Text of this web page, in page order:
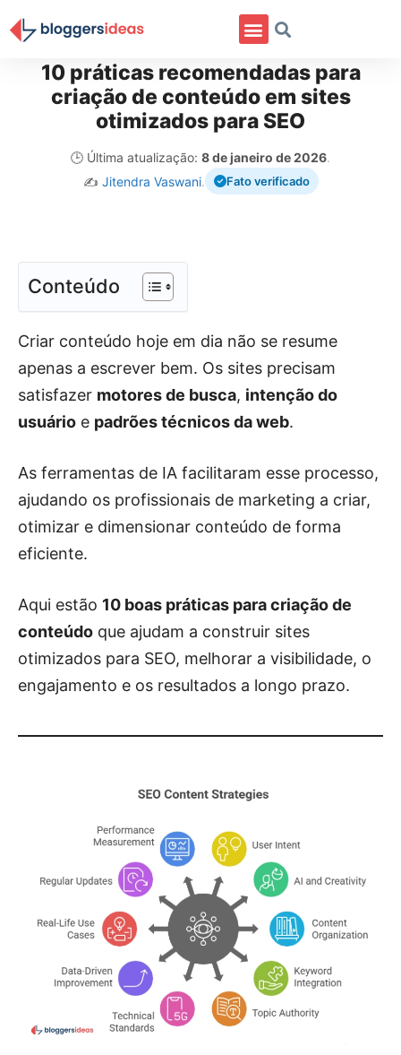
10 práticas recomendadas para
criação de conteúdo em sites
otimizados para SEO
🕒 Última atualização: 8 de janeiro de 2026.
✍️ Jitendra Vaswani. Fato verificado
Conteúdo
Criar conteúdo hoje em dia não se resume
apenas a escrever bem. Os sites precisam
satisfazer motores de busca, intenção do
usuário e padrões técnicos da web.
As ferramentas de IA facilitaram esse processo,
ajudando os profissionais de marketing a criar,
otimizar e dimensionar conteúdo de forma
eficiente.
Aqui estão 10 boas práticas para criação de
conteúdo que ajudam a construir sites
otimizados para SEO, melhorar a visibilidade, o
engajamento e os resultados a longo prazo.